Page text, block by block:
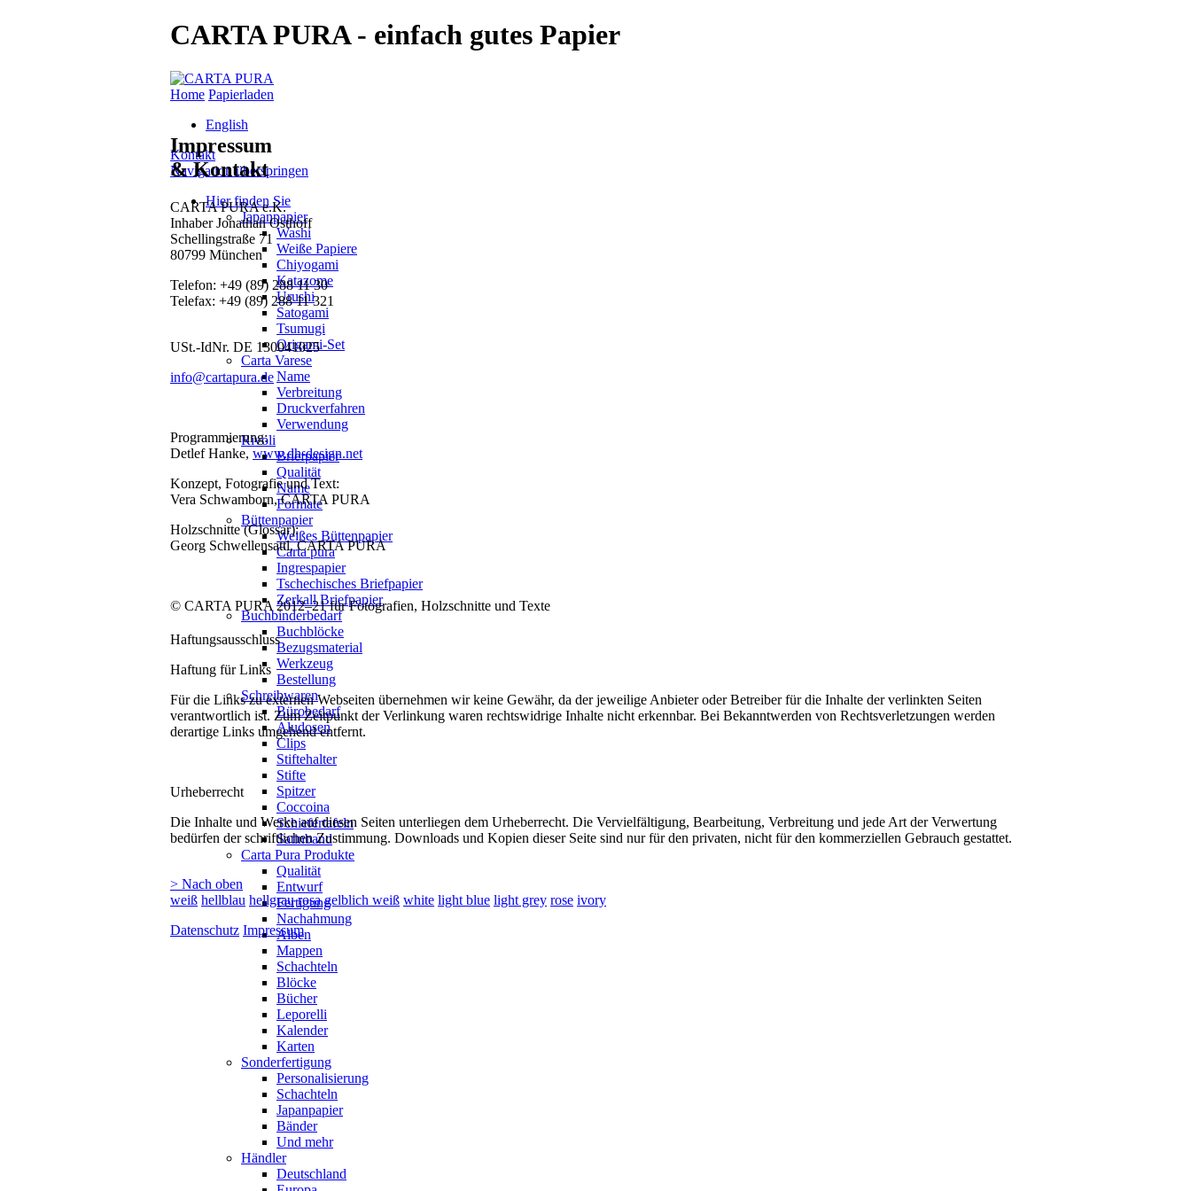
CARTA PURA - einfach gutes Papier
Home Papierladen
English
Kontakt
Navigation überspringen
Hier finden Sie
Japanpapier
Washi
Weiße Papiere
Chiyogami
Katazome
Urushi
Satogami
Tsumugi
Origami-Set
Carta Varese
Name
Verbreitung
Druckverfahren
Verwendung
Rivoli
Briefpapier
Qualität
Name
Formate
Büttenpapier
Weißes Büttenpapier
Carta pura
Ingrespapier
Tschechisches Briefpapier
Zerkall Briefpapier
Buchbinderbedarf
Buchblöcke
Bezugsmaterial
Werkzeug
Bestellung
Schreibwaren
Bürobedarf
Aludosen
Clips
Stiftehalter
Stifte
Spitzer
Coccoina
Schiefertafeln
Satinband
Carta Pura Produkte
Qualität
Entwurf
Fertigung
Nachahmung
Alben
Mappen
Schachteln
Blöcke
Bücher
Leporelli
Kalender
Karten
Sonderfertigung
Personalisierung
Schachteln
Japanpapier
Bänder
Und mehr
Händler
Deutschland
Impressum
& Kontakt
CARTA PURA e.K.
Inhaber Jonathan Osthoff
Schellingstraße 71
80799 München
Telefon: +49 (89) 288 11 30
Telefax: +49 (89) 288 11 321
USt.-IdNr. DE 130041025
info@cartapura.de
Programmierung:
Detlef Hanke, www.dh-design.net
Konzept, Fotografie und Text:
Vera Schwamborn, CARTA PURA
Holzschnitte (Glossar):
Georg Schwellensattl, CARTA PURA
© CARTA PURA 2012–21 für Fotografien, Holzschnitte und Texte
Haftungsausschluss
Haftung für Links
Für die Links zu externen Webseiten übernehmen wir keine Gewähr, da der jeweilige Anbieter oder Betreiber für die Inhalte der verlinkten Seiten
verantwortlich ist. Zum Zeitpunkt der Verlinkung waren rechtswidrige Inhalte nicht erkennbar. Bei Bekanntwerden von Rechtsverletzungen werden
derartige Links umgehend entfernt.
Urheberrecht
Die Inhalte und Werke auf diesen Seiten unterliegen dem Urheberrecht. Die Vervielfältigung, Bearbeitung, Verbreitung und jede Art der Verwertung
bedürfen der schriftlichen Zustimmung. Downloads und Kopien dieser Seite sind nur für den privaten, nicht für den kommerziellen Gebrauch gestattet.
> Nach oben
weiß hellblau hellgrau rosa gelblich weiß white light blue light grey rose ivory
Datenschutz Impressum